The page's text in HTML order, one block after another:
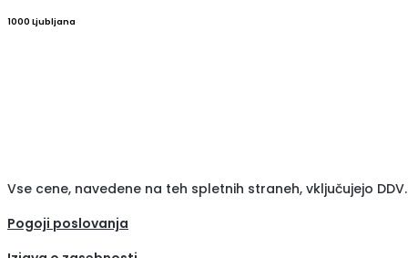
1000 Ljubljana
Vse cene, navedene na teh spletnih straneh, vključujejo DDV.
Pogoji poslovanja